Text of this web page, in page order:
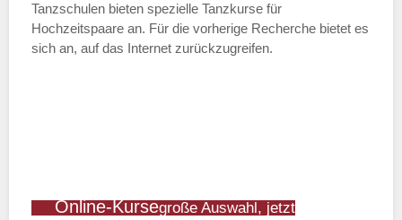
Tanzschulen bieten spezielle Tanzkurse für
Hochzeitspaare an. Für die vorherige Recherche bietet es
sich an, auf das Internet zurückzugreifen.
Online-Kursegroße Auswahl, jetzt